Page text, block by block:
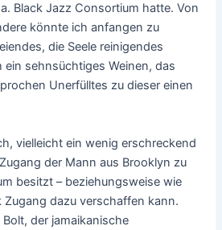
Black Jazz Consortium hatte. Von
könnte ich anfangen zu
die Seele reinigendes
ein sehnsüchtiges Weinen, das
Unerfülltes zu dieser einen
vielleicht ein wenig erschreckend
der Mann aus Brooklyn zu
besitzt – beziehungsweise wie
Zugang dazu verschaffen kann.
der jamaikanische